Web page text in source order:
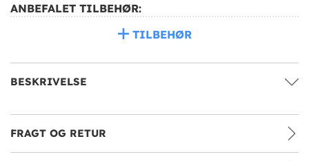
ANBEFALET TILBEHØR:
TILBEHØR
BESKRIVELSE
FRAGT OG RETUR